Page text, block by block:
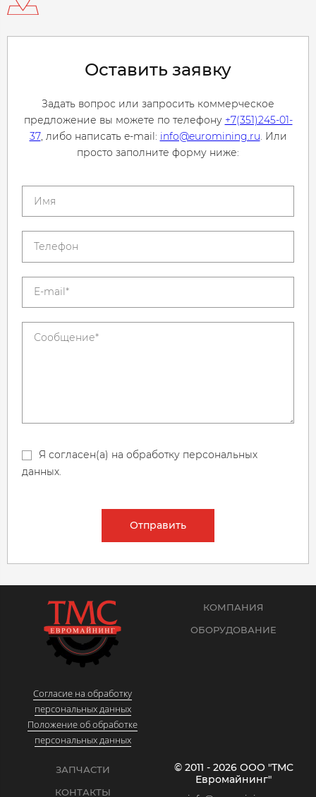
Оставить заявку
Задать вопрос или запросить коммерческое
предложение вы можете по телефону +7(351)245-01-
37, либо написать e-mail: info@euromining.ru. Или
просто заполните форму ниже:
Я согласен(а) на обработку персональных
данных.
Отправить
Согласие на обработку
персональных данных
Положение об обработке
персональных данных
КОМПАНИЯ
ОБОРУДОВАНИЕ
ЗАПЧАСТИ
КОНТАКТЫ
© 2011 - 2026 ООО "ТМС
Евромайнинг"